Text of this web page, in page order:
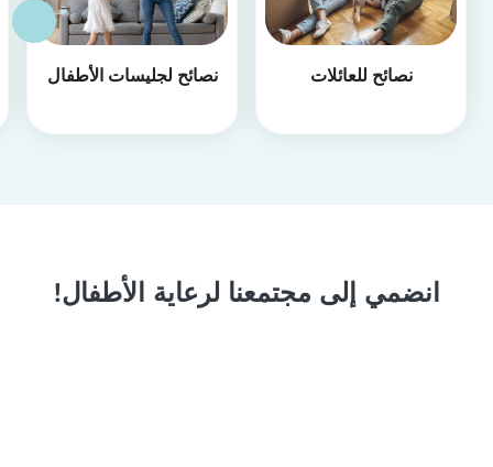
نصائح للعائلات نصائح لجليسات الأطفال
انضمي إلى مجتمعنا لرعاية الأطفال!